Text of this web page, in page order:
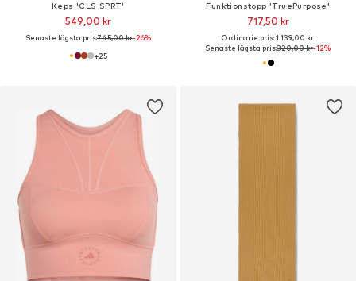
Keps 'CLS SPRT'
549,00 kr
Senaste lägsta pris:745,00 kr-26%
+25
Funktionstopp 'TruePurpose'
717,50 kr
Ordinarie pris: 1 139,00 kr
Senaste lägsta pris:820,00 kr-12%